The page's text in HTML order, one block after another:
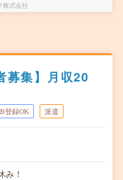
株式会社
募集】月収20
登録OK 派遣
！